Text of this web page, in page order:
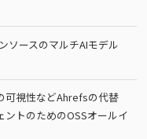
ソースのマルチAIモデル
可視性などAhrefsの代替
ントのためのOSSオールイ